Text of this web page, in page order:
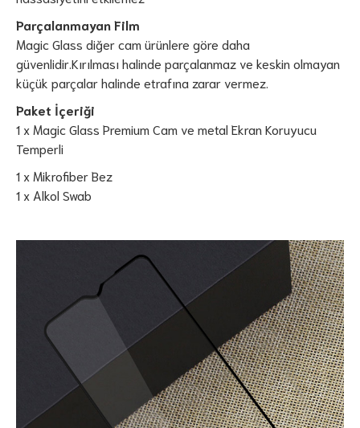
Parçalanmayan Film
Magic Glass diğer cam ürünlere göre daha
güvenlidir.Kırılması halinde parçalanmaz ve keskin olmayan
küçük parçalar halinde etrafına zarar vermez.
Paket İçeriği
1 x Magic Glass Premium Cam ve metal Ekran Koruyucu
Temperli
1 x Mikrofiber Bez
1 x Alkol Swab